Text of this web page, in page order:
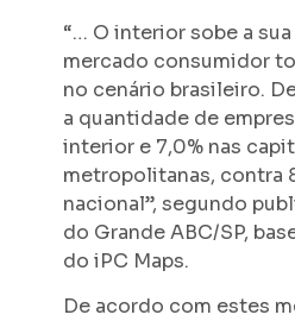
“… O interior sobe a
mercado consumidor
no cenário brasileiro.
a quantidade de
interior e 7,0% nas
metropolitanas, contra
nacional”, segundo
do Grande ABC/SP,
do iPC Maps.
De acordo com estes